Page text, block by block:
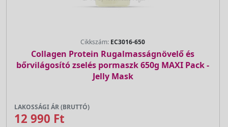
Cikkszám: EC3016-650
Collagen Protein Rugalmasságnövelő és
bőrvilágosító zselés pormaszk 650g MAXI Pack -
Jelly Mask
LAKOSSÁGI ÁR (BRUTTÓ)
12 990 Ft